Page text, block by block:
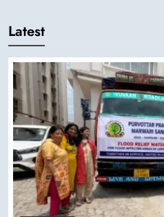
Latest